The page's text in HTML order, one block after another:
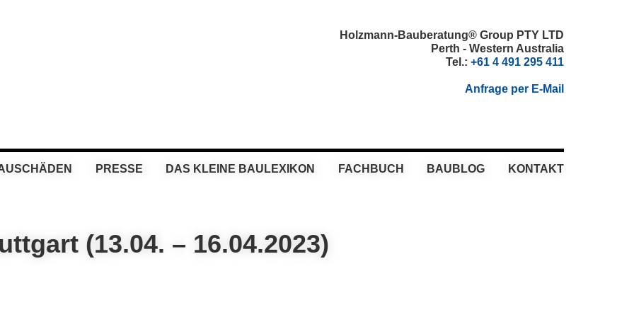
Holzmann-Bauberatung® Group PTY LTD
Perth - Western Australia
Tel.: +61 4 491 295 411
Anfrage per E-Mail
PRESSE DAS KLEINE BAULEXIKON FACHBUCH BAUBLOG KONTAKT
(13.04. – 16.04.2023)